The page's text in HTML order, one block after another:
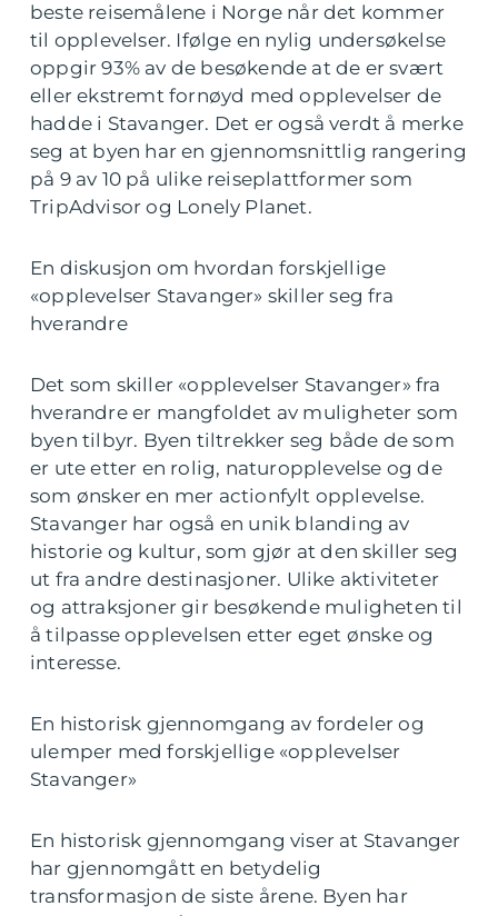
beste reisemålene i Norge når det kommer
til opplevelser. Ifølge en nylig undersøkelse
oppgir 93% av de besøkende at de er svært
eller ekstremt fornøyd med opplevelser de
hadde i Stavanger. Det er også verdt å merke
seg at byen har en gjennomsnittlig rangering
på 9 av 10 på ulike reiseplattformer som
TripAdvisor og Lonely Planet.
En diskusjon om hvordan forskjellige
«opplevelser Stavanger» skiller seg fra
hverandre
Det som skiller «opplevelser Stavanger» fra
hverandre er mangfoldet av muligheter som
byen tilbyr. Byen tiltrekker seg både de som
er ute etter en rolig, naturopplevelse og de
som ønsker en mer actionfylt opplevelse.
Stavanger har også en unik blanding av
historie og kultur, som gjør at den skiller seg
ut fra andre destinasjoner. Ulike aktiviteter
og attraksjoner gir besøkende muligheten til
å tilpasse opplevelsen etter eget ønske og
interesse.
En historisk gjennomgang av fordeler og
ulemper med forskjellige «opplevelser
Stavanger»
En historisk gjennomgang viser at Stavanger
har gjennomgått en betydelig
transformasjon de siste årene. Byen har